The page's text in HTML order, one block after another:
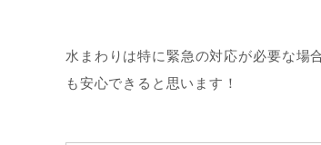
水まわりは特に緊急の対応が必要な場
も安心できると思います！